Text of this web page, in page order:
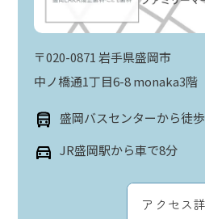
〒020-0871 岩手県盛岡市
中ノ橋通1丁目6-8 monaka3階
盛岡バスセンターから徒
JR盛岡駅から車で8分
アクセス